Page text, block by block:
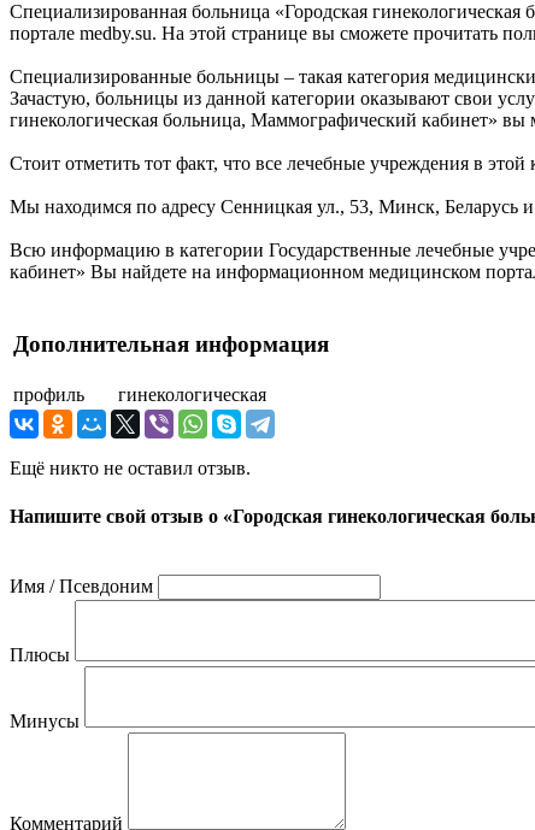
Специализированная больница «Городская
портале medby.su. На этой странице вы сможете прочитать
Специализированные больницы – такая категория
Зачастую, больницы из данной категории оказывают свои
гинекологическая больница, Маммографический кабинет»
Стоит отметить тот факт, что все лечебные учреждения в
Мы находимся по адресу Сенницкая ул., 53, Минск, Беларусь
Всю информацию в категории Государственные лечебные
кабинет» Вы найдете на информационном медицинском
Дополнительная информация
профиль гинекологическая
Ещё никто не оставил отзыв.
Напишите свой отзыв о «Городская гинекологическая
Имя / Псевдоним
Плюсы
Минусы
Комментарий